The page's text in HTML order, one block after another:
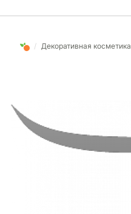
/ Декоративная косметика